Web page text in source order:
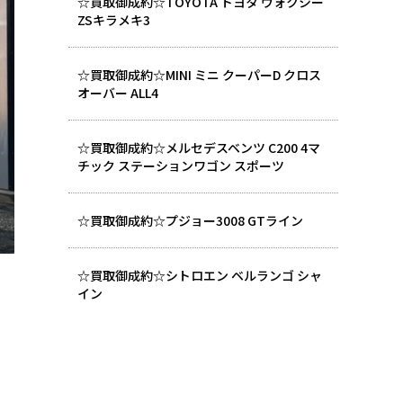
ZSキラメキ3
☆買取御成約☆MINI ミニ クーパーD クロス
オーバー ALL4
☆買取御成約☆メルセデスベンツ C200 4マ
チック ステーションワゴン スポーツ
☆買取御成約☆プジョー3008 GTライン
☆買取御成約☆シトロエン ベルランゴ シャ
イン